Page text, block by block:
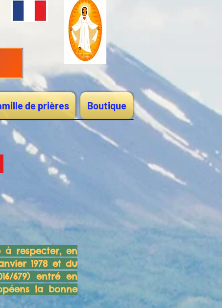
de prières Boutique
à respecter, en
1978 et du
679) entré en
la bonne